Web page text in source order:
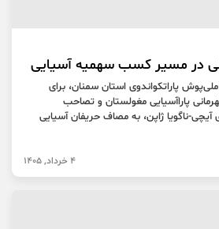
در مسیر کسب سهمیه آسیایی
پاراتکواندوی استان سمنان، برای
پاراآسیایی مغولستان و تصاحب
ناگویا ژاپن، به مصاف حریفان آسیایی
4 خرداد, 1405